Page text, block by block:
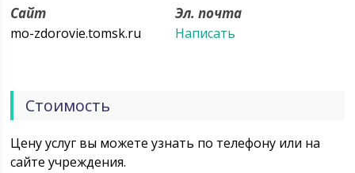
клиенты могут получить максимально полное
медицинское обслуживание в комфортных условиях
и в оптимальные сроки. В нашем центре работает
наук, врачи высшей категории, имеющие большой
опыт практической работы.
Сайт
mo-zdorovie.tomsk.ru
Эл. почта
Написать
Стоимость
Цену услуг вы можете узнать по телефону или на
сайте учреждения.